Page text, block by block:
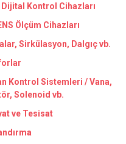
Dijital Kontrol Cihazları
Ölçüm Cihazları
Sirkülasyon, Dalgıç vb.
Kontrol Sistemleri / Vana,
Solenoid vb.
ve Tesisat